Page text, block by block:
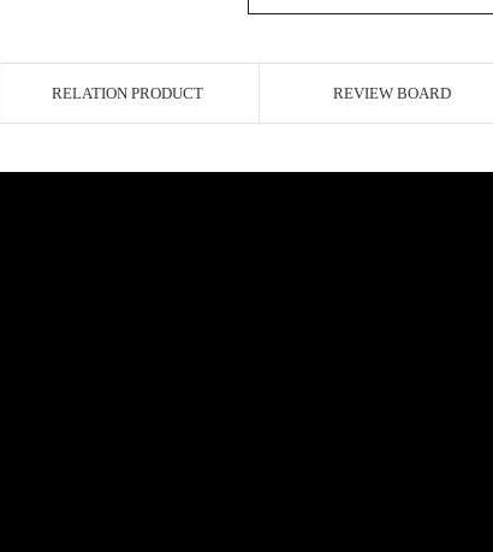
RELATION PRODUCT REVIEW BOARD